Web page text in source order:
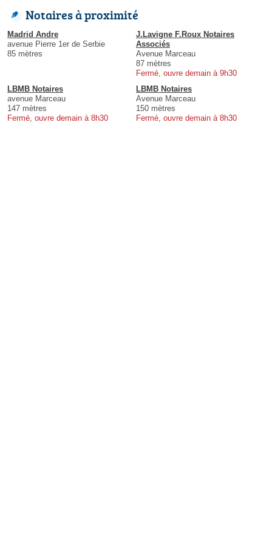
Notaires à proximité
Madrid Andre
avenue Pierre 1er de Serbie
85 mètres
J.Lavigne F.Roux Notaires
Associés
Avenue Marceau
87 mètres
Fermé, ouvre demain à 9h30
LBMB Notaires
avenue Marceau
147 mètres
Fermé, ouvre demain à 8h30
LBMB Notaires
Avenue Marceau
150 mètres
Fermé, ouvre demain à 8h30